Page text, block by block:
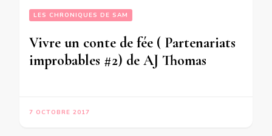
LES CHRONIQUES DE SAM
Vivre un conte de fée ( Partenariats
improbables #2) de AJ Thomas
7 OCTOBRE 2017